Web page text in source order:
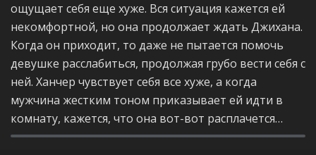
ощущает себя еще хуже. Вся ситуация кажется ей
некомфортной, но она продолжает ждать Джихана.
Когда он приходит, то даже не пытается помочь
девушке расслабиться, продолжая грубо вести себя с
ней. Ханчер чувствует себя все хуже, а когда
мужчина жестким тоном приказывает ей идти в
комнату, кажется, что она вот-вот расплачется…